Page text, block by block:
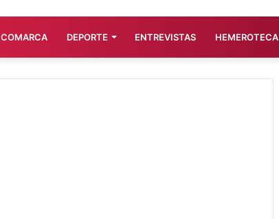
COMARCA DEPORTE ENTREVISTAS HEMEROTECA